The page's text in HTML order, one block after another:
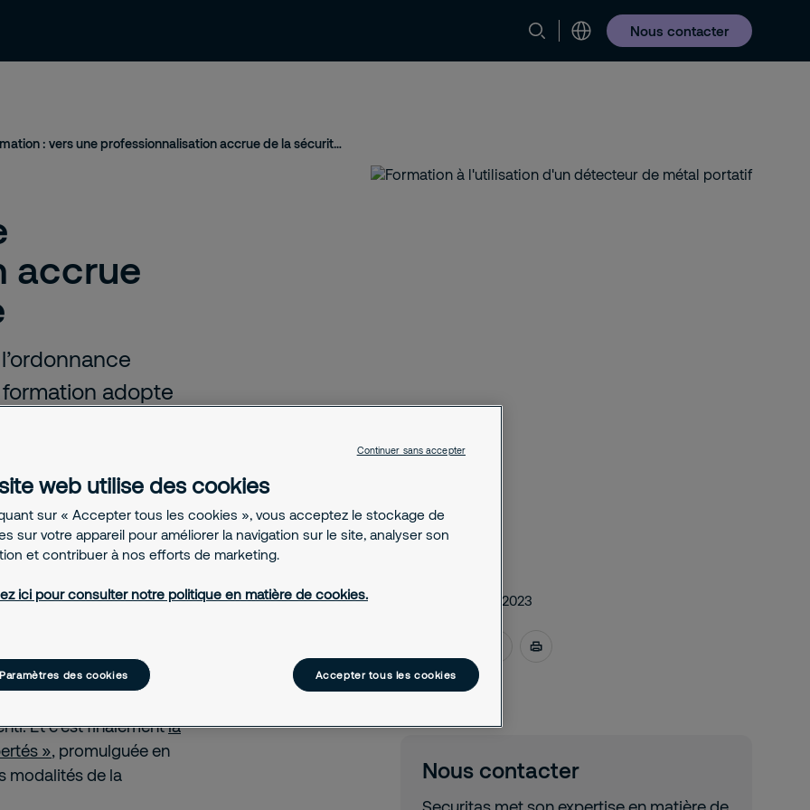
Nous contacter
Contact et support Emploi
Formation : vers une professionnalisation accrue de la sécurité privée
accrue
adopte
à améliorer la
garantir les
à la sécurité privée
ans au cours
peu à peu, les
existant.
à travailler sur
Et c’est finalementla
», promulguée en
modalités de la
octobre 31, 2023
Nous contacter
web utilise des cookies
sur « Accepter tous les cookies », vous acceptez le stockage de
sur votre appareil pour améliorer la navigation sur le site, analyser son
et contribuer à nos efforts de marketing.
ici pour consulter notre politique en matière de cookies.
Paramètres des cookies Accepter tous les cookies
Continuer sans accepter